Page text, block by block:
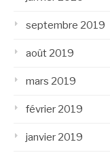
septembre 2019
août 2019
mars 2019
février 2019
janvier 2019